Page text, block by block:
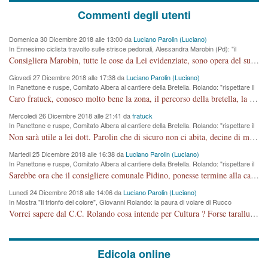
Commenti degli utenti
Domenica 30 Dicembre 2018 alle 13:00 daLuciano Parolin (Luciano)
In Ennesimo ciclista travolto sulle strisce pedonali, Alessandra Marobin (Pd): "il
Comune si svegli"
Consigliera Marobin, tutte le cose da Lei evidenziate, sono opera del suo ex Assessore e compagno di Partito Antonio Marco Dalla Pozza Assessore alla "progettazione" di piste ciclabili e altre porcherie. A lui manderei il conto da saldare per incidenti e danni alle persone. E' ora che "finiamola." Avete perso rassegnatevi. qui IL SINDACO RUCCO NON C'ENTRA PER NIENTE. CAPITO!!!!!!!! Amen.
Giovedi 27 Dicembre 2018 alle 17:38 daLuciano Parolin (Luciano)
In Panettone e ruspe, Comitato Albera al cantiere della Bretella. Rolando: "rispettare il
cronoprogramma"
Caro fratuck, conosco molto bene la zona, il percorso della bretella, la situazione dei cittadini, abito in Viale Trento. A partire dal 2003 ho partecipato al Comitato di Maddalene pro bretella, e a riunioni propositive per apportare modifiche al progetto. Numerose mie foto del territorio sono arrivate a Roma, altri miei interventi (non graditi dalla Sx) sono stati pubblicati dal GdV, assieme ad altri come Ciro Asproso, ora favorevole alla bretella. Ho partecipato alla raccolta firme per la chiusura della strada x 5 giorni eseguita dal Sindaco Hullwech per sforamento 180 Micro/g. Pertanto come impegno per la tematica sono apposto con la coscienza. Ora il Progetto è partito, fine! Voglio dire che la nuova Giunta "comunale" non c'entra più. L'opera sarà "malauguratamente" eseguita, ma non con il mio placet. Il Consigliere Comunale dovrebbe capire che la campagna elettorale è finita, con buona pace di tutti. Quello che invece dovrebbe interessare è la proprietà della strada, dall'uscita autostradale Ovest, sino alla Rotatoria dell'Albara, vi sono tre possessori: Autostrade SpA; La Provincia, il Comune. Come la mettiamo per il futuro ? I costi, da 50 sono saliti a 100 milioni di € come dire 20 milioni a KM (!) da non credere. Comunque si farà. Ma nessuno canti Vittoria, anzi meglio non farne un ulteriore fatto "partitico" per questioni elettorali o di seggio. Se mi manda la sua mail, sono disponibile ad inviare i documenti e le foto sopra descritte. Con ossequi, Luciano Parolin
Mercoledi 26 Dicembre 2018 alle 21:41 dafratuck
In Panettone e ruspe, Comitato Albera al cantiere della Bretella. Rolando: "rispettare il
cronoprogramma"
Non sarà utile a lei dott. Parolin che di sicuro non ci abita, decine di migliaia di TIR, automobili e padroncini che passano quotidianamente per una strada appena rotabile, non è più possibile stendere i panni, attraversare la strada senza rischiare la morte, le case stanno crepando, i tempi sono cambiati e la bretella non passerà assolutamente per maddalene (ma cosa sta a dire?!), dia invece responsabilità a chi ha costruito tagliando la strada che doveva invece terminare a isola vicentina e non al moracchino lasciando Motta di Costabissara ancora in panne di traffico. I tempi sono cambiati dottore e se l'anagrafe della vita stagna nell'essere umano impressioni conservatrici, la società non le considera perchè va avanti, si industrializza e ha bisogno di infrastrutture e di sviluppo. Ultima considerazione, se è geloso di Rolando perchè vede in lui solo campagne politiche mentre si difendono i SOLI diritti dei cittadini, la preghiamo faccia considerazioni più appropriate. Saluti e complimenti per i suoi scritti.
Martedi 25 Dicembre 2018 alle 16:38 daLuciano Parolin (Luciano)
In Panettone e ruspe, Comitato Albera al cantiere della Bretella. Rolando: "rispettare il
cronoprogramma"
Sarebbe ora che il consigliere comunale Pidino, ponesse termine alla campagna elettorale nel territorio del suo seggio Villaggio del Sole. La tiraca è iniziata, distruggerà 6 km di prateria ovest della città, ricca di fonti e sorgenti d'acqua. I cittadini di Maddalene non avranno più Pace la notte. Molta colpa per la costruzione di questa Strada è proprio del signor Rolando,dei suoi gazebo mobili e che vuol far passare questa opera VANDALICA come progetto "utile" a chi ? Non è cosa seria sig. Rolando!
Lunedi 24 Dicembre 2018 alle 14:06 daLuciano Parolin (Luciano)
In Mostra "Il trionfo del colore", Giovanni Rolando: la paura di volare di Rucco
Vorrei sapere dal C.C. Rolando cosa intende per Cultura ? Forse tarallucci, vino e sagre, o spaghetti tricolori del PD ? Il continuo (s)parlare della mostra a Palazzo Chiericati caro consigliere DANNEGGIA FORTEMENTE l'immagine della città TUTTA e fa deviare i consensi che in RUSSIA (badi bene ex U.R.S.S.) sono ECCELLENTI. A livello artistico l'evento è di alta Valenza culturale, COMPITO di Tutta la Cittadinanza fare il possibile per propagandare l'iniziativa senza farne UN CASO PARTITICO come fa Lei da sempre. Meno Gazebo + Partecipazione! E così sia. Amen.
Edicola online